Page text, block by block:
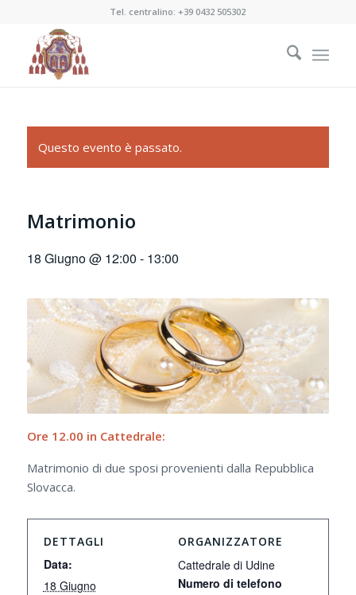
Tel. centralino:+39 0432 505302
Questo evento è passato.
Matrimonio
18 Giugno @ 12:00 - 13:00
Ore 12.00 in Cattedrale:
Matrimonio di due sposi provenienti dalla Repubblica
Slovacca.
DETTAGLI
Data:
18 Giugno
ORGANIZZATORE
Cattedrale di Udine
Numero di telefono